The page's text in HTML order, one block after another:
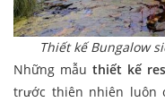
Thiết kế Bungalow
Những mẫu thiết kế
trước thiên nhiên luôn